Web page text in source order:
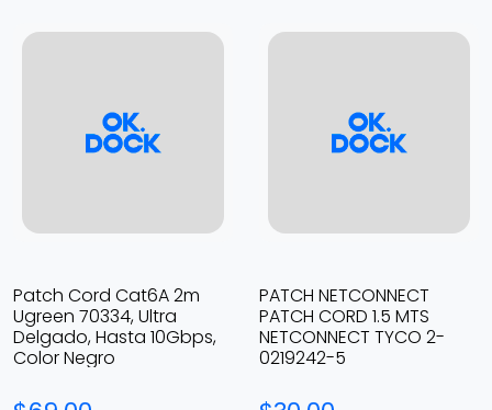
Patch Cord Cat6A 2m
Ugreen 70334, Ultra
Delgado, Hasta 10Gbps,
Color Negro
PATCH NETCONNECT
PATCH CORD 1.5 MTS
NETCONNECT TYCO 2-
0219242-5